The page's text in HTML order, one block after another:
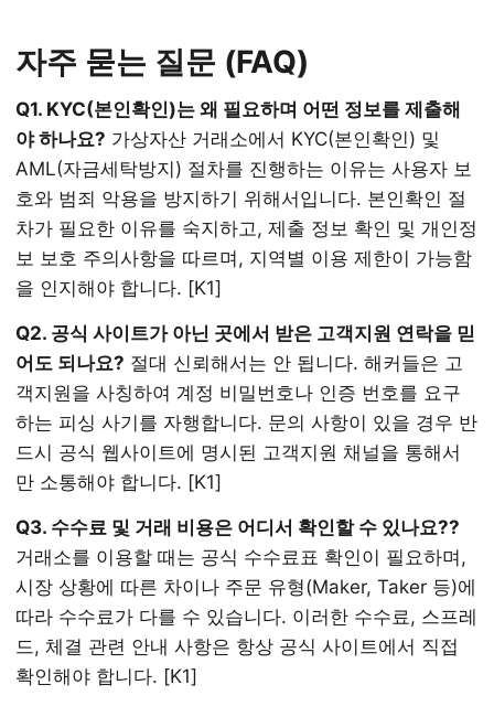
자주 묻는 질문 (FAQ)
Q1. KYC(본인확인)는 왜 필요하며 어떤 정보를 제출해
야 하나요? 가상자산 거래소에서 KYC(본인확인) 및
AML(자금세탁방지) 절차를 진행하는 이유는 사용자 보
호와 범죄 악용을 방지하기 위해서입니다. 본인확인 절
차가 필요한 이유를 숙지하고, 제출 정보 확인 및 개인정
보 보호 주의사항을 따르며, 지역별 이용 제한이 가능함
을 인지해야 합니다. [K1]
Q2. 공식 사이트가 아닌 곳에서 받은 고객지원 연락을 믿
어도 되나요? 절대 신뢰해서는 안 됩니다. 해커들은 고
객지원을 사칭하여 계정 비밀번호나 인증 번호를 요구
하는 피싱 사기를 자행합니다. 문의 사항이 있을 경우 반
드시 공식 웹사이트에 명시된 고객지원 채널을 통해서
만 소통해야 합니다. [K1]
Q3. 수수료 및 거래 비용은 어디서 확인할 수 있나요??
거래소를 이용할 때는 공식 수수료표 확인이 필요하며,
시장 상황에 따른 차이나 주문 유형(Maker, Taker 등)에
따라 수수료가 다를 수 있습니다. 이러한 수수료, 스프레
드, 체결 관련 안내 사항은 항상 공식 사이트에서 직접
확인해야 합니다. [K1]